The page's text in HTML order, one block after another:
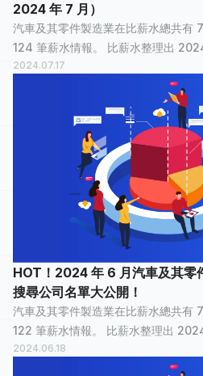
2024 年 7 月）
汽車及其零件製造業在比薪水總共有
124 筆薪水情報。 比薪水整理出 2024 年 7 月最不能錯過的薪資
情報，讓正在物色新工作的大家，可
2024.07.17
HOT！2024 年 6 月汽車及其零
搜尋公司名單大公開！
汽車及其零件製造業在比薪水總共有
122 筆薪水情報。 比薪水整理出 2024 年 6 月最不能錯過的薪資情
報，讓正在物色新工作的大家，可以
2024.06.18